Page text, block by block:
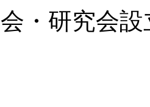
会設立